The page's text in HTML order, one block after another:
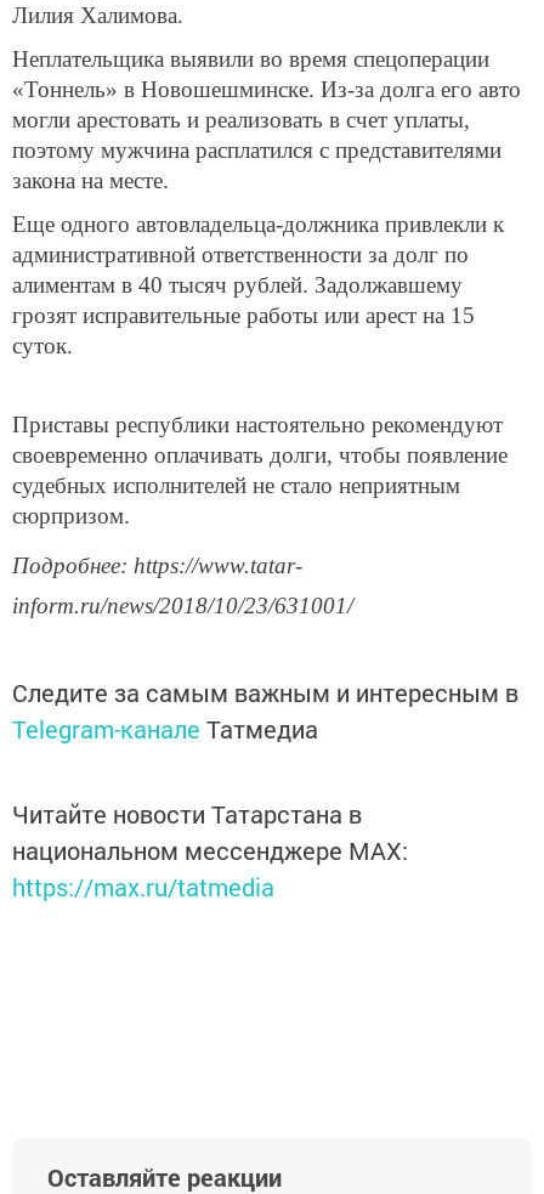
Лилия Халимова.
Неплательщика выявили во время спецоперации
«Тоннель» в Новошешминске. Из-за долга его авто
могли арестовать и реализовать в счет уплаты,
поэтому мужчина расплатился с представителями
закона на месте.
Еще одного автовладельца-должника привлекли к
административной ответственности за долг по
алиментам в 40 тысяч рублей. Задолжавшему
грозят исправительные работы или арест на 15
суток.
Приставы республики настоятельно рекомендуют
своевременно оплачивать долги, чтобы появление
судебных исполнителей не стало неприятным
сюрпризом.
Подробнее: https://www.tatar-
inform.ru/news/2018/10/23/631001/
Следите за самым важным и интересным в
Telegram-канале Татмедиа
Читайте новости Татарстана в
национальном мессенджере MАХ:
https://max.ru/tatmedia
Оставляйте реакции